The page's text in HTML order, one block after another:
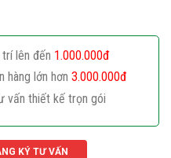
lên đến 1.000.000đ
hàng lớn hơn 3.000.000đ
vấn thiết kế trọn gói
KÝ TƯ VẤN